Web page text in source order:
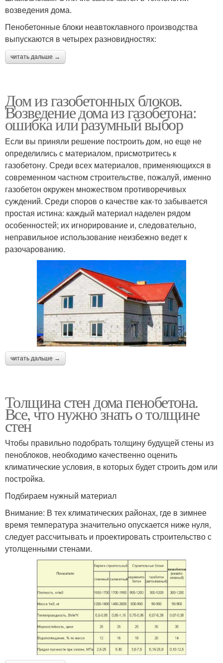
возведения дома.
Пенобетонные блоки неавтоклавного производства
выпускаются в четырех разновидностях:
читать дальше →
Дом из газобетонных блоков.
Возведение дома из газобетона:
ошибка или разумный выбор
Если вы приняли решение построить дом, но еще не
определились с материалом, присмотритесь к
газобетону. Среди всех материалов, применяющихся в
современном частном строительстве, пожалуй, именно
газобетон окружен множеством противоречивых
суждений. Среди споров о качестве как-то забывается
простая истина: каждый материал наделен рядом
особенностей; их игнорирование и, следовательно,
неправильное использование неизбежно ведет к
разочарованию.
читать дальше →
Толщина стен дома пенобетона.
Все, что нужно знать о толщине
стен
Чтобы правильно подобрать толщину будущей стены из
пеноблоков, необходимо качественно оценить
климатические условия, в которых будет строить дом или
постройка.
Подбираем нужный материал
Внимание: В тех климатических районах, где в зимнее
время температура значительно опускается ниже нуля,
следует рассчитывать и проектировать строительство с
утолщенными стенами.